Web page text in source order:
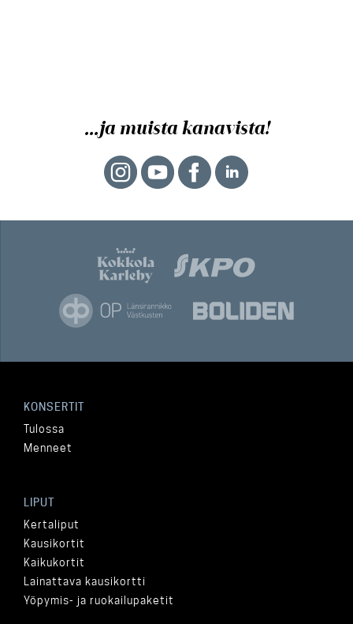
...ja muista kanavista!
KONSERTIT
Tulossa
Menneet
LIPUT
Kertaliput
Kausikortit
Kaikukortit
Lainattava kausikortti
Yöpymis- ja ruokailupaketit